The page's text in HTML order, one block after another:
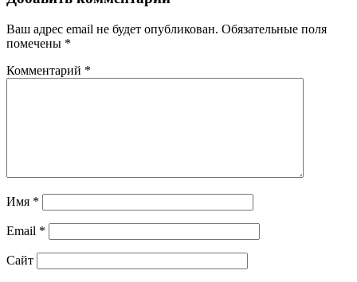
Ваш адрес email не будет опубликован. Обязательные поля
помечены *
Комментарий *
Имя *
Email *
Сайт